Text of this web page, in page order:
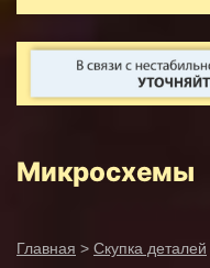
Микросхемы
Главная > Скупка деталей